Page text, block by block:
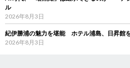
ル
2026年8月3日
紀伊勝浦の魅力を堪能 ホテル浦島、日昇館
2026年8月3日